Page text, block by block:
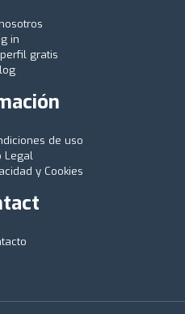
in
gratis
de uso
Legal
y Cookies